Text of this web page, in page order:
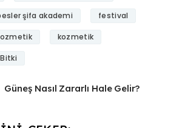
şifa akademi festival
kozmetik
Güneş Nasıl Zararlı Hale Gelir?